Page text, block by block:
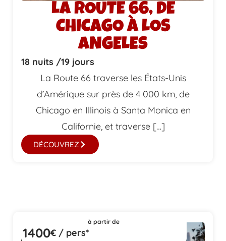
LA ROUTE 66, DE
CHICAGO À LOS
ANGELES
18 nuits /19 jours
La Route 66 traverse les États-Unis
d’Amérique sur près de 4 000 km, de
Chicago en Illinois à Santa Monica en
Californie, et traverse […]
DÉCOUVREZ
à partir de
1400€ / pers*